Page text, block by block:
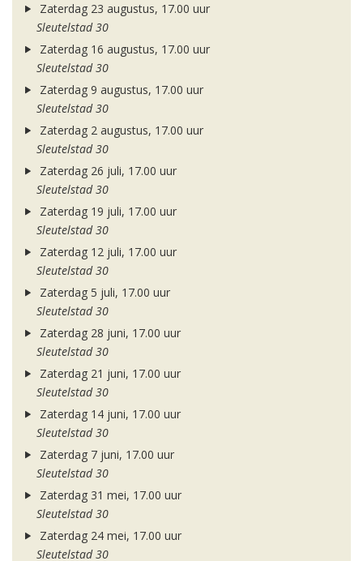
Zaterdag 23 augustus, 17.00 uur
Sleutelstad 30
Zaterdag 16 augustus, 17.00 uur
Sleutelstad 30
Zaterdag 9 augustus, 17.00 uur
Sleutelstad 30
Zaterdag 2 augustus, 17.00 uur
Sleutelstad 30
Zaterdag 26 juli, 17.00 uur
Sleutelstad 30
Zaterdag 19 juli, 17.00 uur
Sleutelstad 30
Zaterdag 12 juli, 17.00 uur
Sleutelstad 30
Zaterdag 5 juli, 17.00 uur
Sleutelstad 30
Zaterdag 28 juni, 17.00 uur
Sleutelstad 30
Zaterdag 21 juni, 17.00 uur
Sleutelstad 30
Zaterdag 14 juni, 17.00 uur
Sleutelstad 30
Zaterdag 7 juni, 17.00 uur
Sleutelstad 30
Zaterdag 31 mei, 17.00 uur
Sleutelstad 30
Zaterdag 24 mei, 17.00 uur
Sleutelstad 30